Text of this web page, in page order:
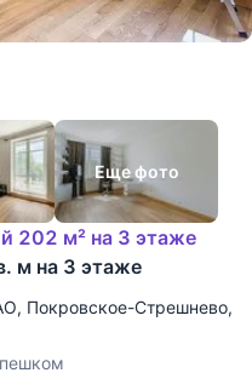
Еще фото
202 м² на 3 этаже
м на 3 этаже
, Покровское-Стрешнево,